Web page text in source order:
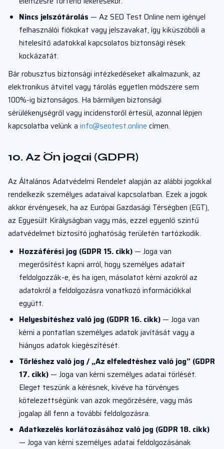
Nincs jelszótárolás — Az SEO Test Online nem igényel
felhasználói fiókokat vagy jelszavakat, így kiküszöböli a
hitelesítő adatokkal kapcsolatos biztonsági rések
kockázatát.
Bár robusztus biztonsági intézkedéseket alkalmazunk, az
elektronikus átvitel vagy tárolás egyetlen módszere sem
100%-ig biztonságos. Ha bármilyen biztonsági
sérülékenységről vagy incidenstoről értesül, azonnal lépjen
kapcsolatba velünk a info@seotest.online címen.
10. Az Ön jogai (GDPR)
Az Általános Adatvédelmi Rendelet alapján az alábbi jogokkal
rendelkezik személyes adataival kapcsolatban. Ezek a jogok
akkor érvényesek, ha az Európai Gazdasági Térségben (EGT),
az Egyesült Királyságban vagy más, ezzel egyenlő szintű
adatvédelmet biztosító joghatóság területén tartózkodik.
Hozzáférési jog (GDPR 15. cikk) — Joga van
megerősítést kapni arról, hogy személyes adatait
feldolgozzák-e, és ha igen, másolatot kérni azokról az
adatokról a feldolgozásra vonatkozó információkkal
együtt.
Helyesbítéshez való jog (GDPR 16. cikk) — Joga van
kérni a pontatlan személyes adatok javítását vagy a
hiányos adatok kiegészítését.
Törléshez való jog / „Az elfeledtéshez való jog” (GDPR
17. cikk) — Joga van kérni személyes adatai törlését.
Eleget teszünk a kérésnek, kivéve ha törvényes
kötelezettségünk van azok megőrzésére, vagy más
jogalap áll fenn a további feldolgozásra.
Adatkezelés korlátozásához való jog (GDPR 18. cikk)
— Joga van kérni személyes adatai feldolgozásának